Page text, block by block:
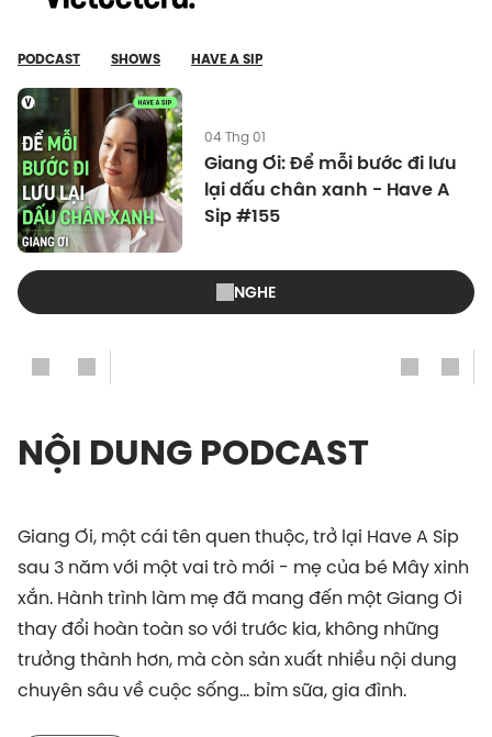
PODCAST SHOWS HAVE A SIP
04 Thg 01
Giang Ơi: Để mỗi bước đi lưu
lại dấu chân xanh - Have A
Sip #155
NGHE
NỘI DUNG PODCAST
Giang Ơi, một cái tên quen thuộc, trở lại Have A Sip
sau 3 năm với một vai trò mới - mẹ của bé Mây xinh
xắn. Hành trình làm mẹ đã mang đến một Giang Ơi
thay đổi hoàn toàn so với trước kia, không những
trưởng thành hơn, mà còn sản xuất nhiều nội dung
chuyên sâu về cuộc sống… bỉm sữa, gia đình.